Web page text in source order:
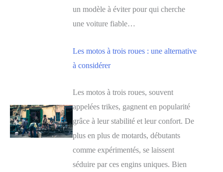
un modèle à éviter pour qui cherche
une voiture fiable…
Les motos à trois roues : une alternative
à considérer
Les motos à trois roues, souvent
appelées trikes, gagnent en popularité
grâce à leur stabilité et leur confort. De
plus en plus de motards, débutants
comme expérimentés, se laissent
séduire par ces engins uniques. Bien